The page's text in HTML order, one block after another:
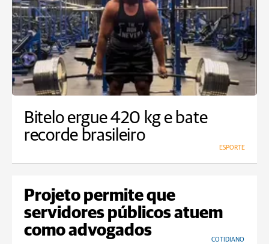
Bitelo ergue 420 kg e bate
recorde brasileiro
ESPORTE
Projeto permite que
servidores públicos atuem
como advogados
COTIDIANO